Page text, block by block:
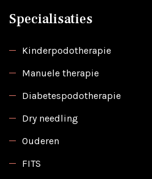
Specialisaties
Kinderpodotherapie
Manuele therapie
Diabetespodotherapie
Dry needling
Ouderen
FITS